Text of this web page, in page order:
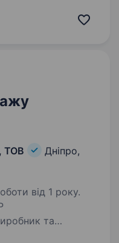
надійний тил
ТОВ
Дніпро,
від 1 року.
та